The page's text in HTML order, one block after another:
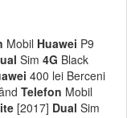
Mobil Huawei P9
Sim 4G Black
400 lei Berceni
Telefon Mobil
[2017] Dual Sim